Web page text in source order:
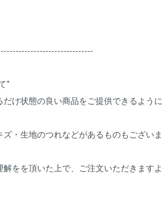
*
け状態の良い商品をご提供できるように
・生地のつれなどがあるものもございま
をを頂いた上で、ご注文いただきますよ